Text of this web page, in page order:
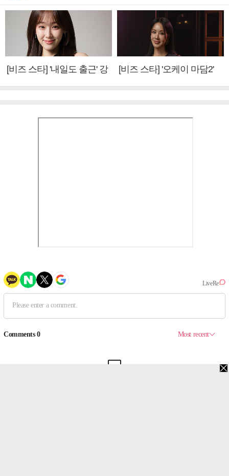
[비즈 스타] '내일도 출근' 강
[비즈 스타] '오케이 마담2'